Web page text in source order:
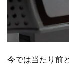
今では当たり前